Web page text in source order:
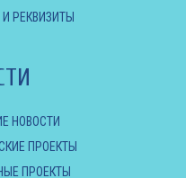
РЕКВИЗИТЫ
НОВОСТИ
ПРОЕКТЫ
ПРОЕКТЫ